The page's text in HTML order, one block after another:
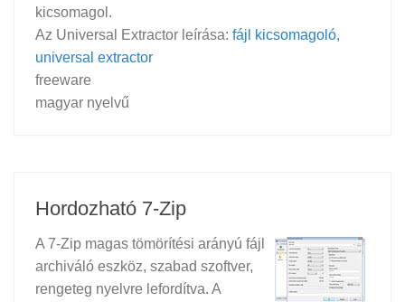
kicsomagol.
Az Universal Extractor leírása: fájl kicsomagoló,
universal extractor
freeware
magyar nyelvű
Hordozható 7-Zip
A 7-Zip magas tömörítési arányú fájl
archiváló eszköz, szabad szoftver,
rengeteg nyelvre lefordítva. A